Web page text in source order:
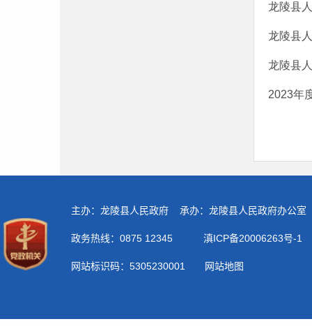
龙陵县
龙陵县
龙陵县
2023年